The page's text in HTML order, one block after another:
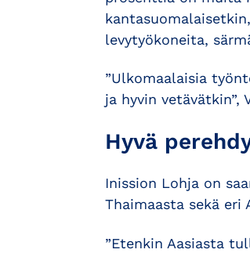
levytyökoneita,
”Ulkomaalaisia
ja hyvin vetävätkin”,
Hyvä
Inission Lohja on
Thaimaasta sekä eri
”Etenkin Aasiasta